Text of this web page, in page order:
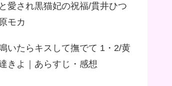
愛され黒猫妃の祝福/貫井ひつ
モカ
いたらキスして撫でて 1・2/黄
きよ｜あらすじ・感想